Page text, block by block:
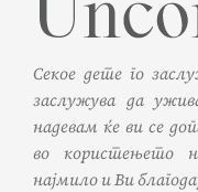
Секое дете го
заслужува да
надевам ќе ви се
во користењето
најмило и Ви